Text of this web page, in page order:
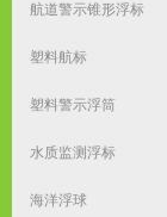
航道警示锥形浮标
塑料航标
塑料警示浮筒
水质监测浮标
海洋浮球